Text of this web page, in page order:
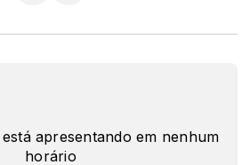
apresentando em nenhum
horário